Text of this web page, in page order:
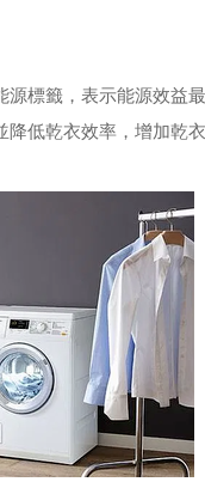
標籤，表示能源效益
低乾衣效率，增加乾